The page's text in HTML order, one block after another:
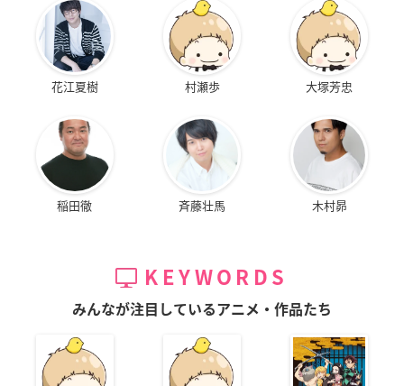
花江夏樹 村瀬歩 大塚芳忠
稲田徹 斉藤壮馬 木村昴
KEYWORDS
みんなが注目しているアニメ・作品たち